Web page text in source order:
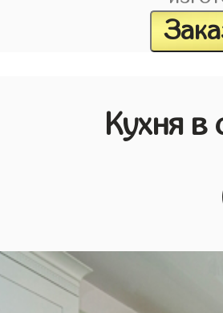
Кухня в